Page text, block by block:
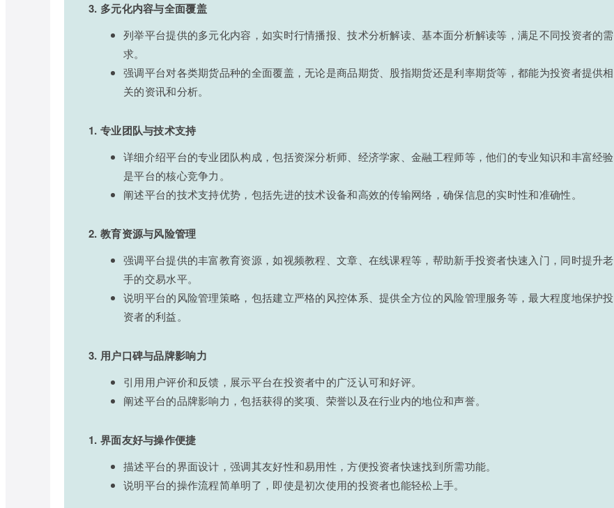
3. 多元化内容与全面覆盖
列举平台提供的多元化内容，如实时行情播报、技术分析解读、基本面分析解读等，满足不同投资者的需
求。
强调平台对各类期货品种的全面覆盖，无论是商品期货、股指期货还是利率期货等，都能为投资者提供相
关的资讯和分析。
1. 专业团队与技术支持
详细介绍平台的专业团队构成，包括资深分析师、经济学家、金融工程师等，他们的专业知识和丰富经验
是平台的核心竞争力。
阐述平台的技术支持优势，包括先进的技术设备和高效的传输网络，确保信息的实时性和准确性。
2. 教育资源与风险管理
强调平台提供的丰富教育资源，如视频教程、文章、在线课程等，帮助新手投资者快速入门，同时提升老
手的交易水平。
说明平台的风险管理策略，包括建立严格的风控体系、提供全方位的风险管理服务等，最大程度地保护投
资者的利益。
3. 用户口碑与品牌影响力
引用用户评价和反馈，展示平台在投资者中的广泛认可和好评。
阐述平台的品牌影响力，包括获得的奖项、荣誉以及在行业内的地位和声誉。
1. 界面友好与操作便捷
描述平台的界面设计，强调其友好性和易用性，方便投资者快速找到所需功能。
说明平台的操作流程简单明了，即使是初次使用的投资者也能轻松上手。